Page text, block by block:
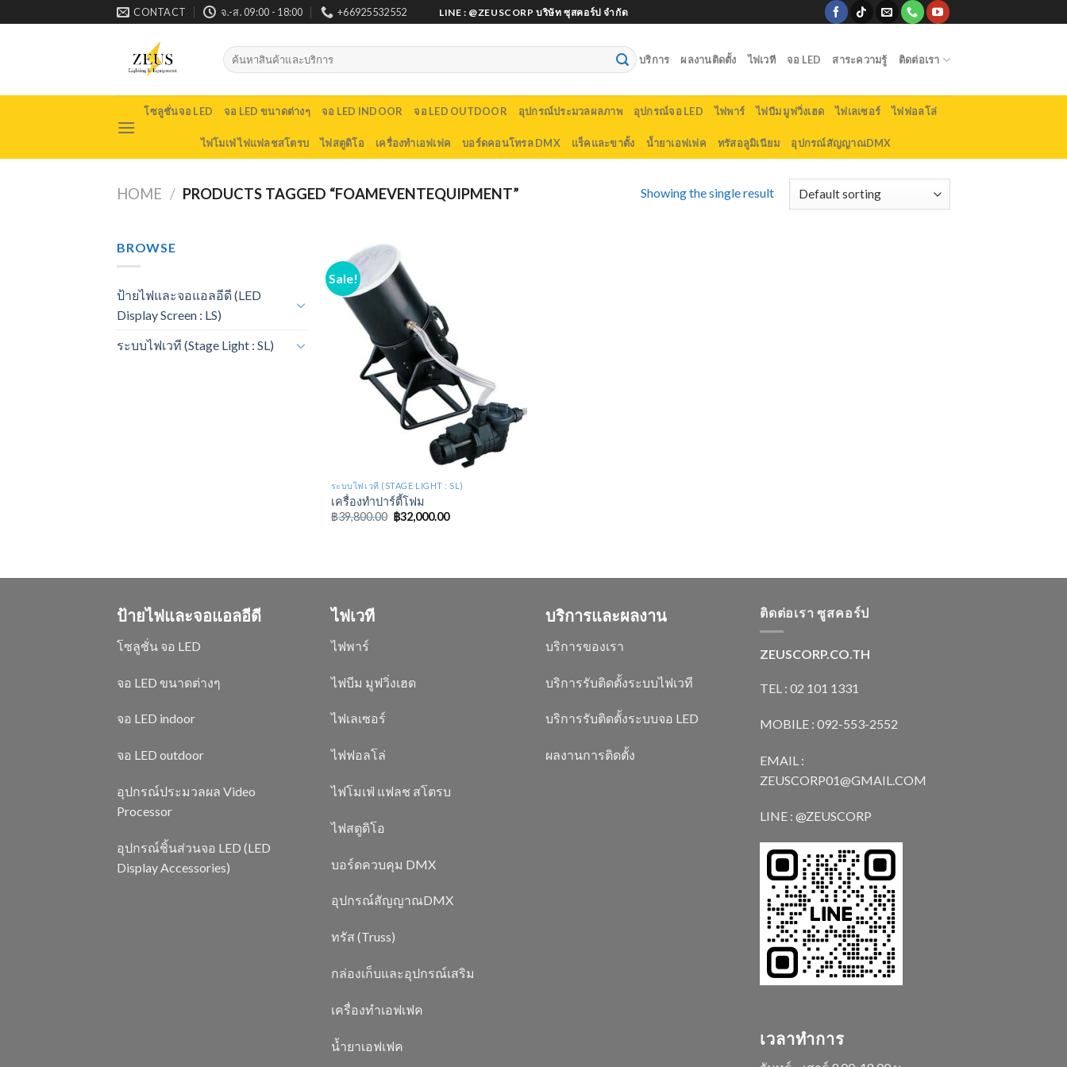
to
CONTACT จ.-ส. 09:00 - 18:00 +66925532552 LINE : @ZEUSCORP บริษัท ซุสคอร์ป จำกัด
Search
for:
บริการ ผลงานติดตั้ง ไฟเวที จอ LED สาระความรู้ ติดต่อเรา
โซลูชั่นจอ LED จอ LED ขนาดต่างๆ จอ LED INDOOR จอ LED OUTDOOR อุปกรณ์ประมวลผลภาพ อุปกรณ์จอ LED ไฟพาร์ ไฟบีม มูฟวิ่งเฮด ไฟเลเซอร์ ไฟฟอลโล่
ไฟโมเฟ่ ไฟแฟลชสโตรบ ไฟสตูดิโอ เครื่องทำเอฟเฟค บอร์ดคอนโทรล DMX แร็คและขาตั้ง น้ำยาเอฟเฟค ทรัสอลูมิเนียม อุปกรณ์สัญญาณDMX
HOME / PRODUCTS TAGGED “FOAMEVENTEQUIPMENT” Showing the single result
BROWSE
ป้ายไฟและจอแอลอีดี (LED
Display Screen : LS)
ระบบไฟเวที (Stage Light : SL)
Sale!
ระบบไฟเวที (STAGE LIGHT : SL)
เครื่องทำปาร์ตี้โฟม
฿39,800.00 ฿32,000.00
ป้ายไฟและจอแอลอีดี
โซลูชั่น จอ LED
จอ LED ขนาดต่างๆ
จอ LED indoor
จอ LED outdoor
อุปกรณ์ประมวลผล Video
Processor
อุปกรณ์ชิ้นส่วนจอ LED (LED
Display Accessories)
ไฟเวที
ไฟพาร์
ไฟบีม มูฟวิ่งเฮด
ไฟเลเซอร์
ไฟฟอลโล่
ไฟโมเฟ่ แฟลช สโตรบ
ไฟสตูดิโอ
บอร์ดควบคุม DMX
อุปกรณ์สัญญาณDMX
ทรัส (Truss)
กล่องเก็บและอุปกรณ์เสริม
เครื่องทำเอฟเฟค
น้ำยาเอฟเฟค
บริการและผลงาน
บริการของเรา
บริการรับติดตั้งระบบไฟเวที
บริการรับติดตั้งระบบจอ LED
ผลงานการติดตั้ง
ติดต่อเรา ซูสคอร์ป
ZEUSCORP.CO.TH
TEL : 02 101 1331
MOBILE : 092-553-2552
EMAIL :
ZEUSCORP01@GMAIL.COM
LINE : @ZEUSCORP
เวลาทำการ